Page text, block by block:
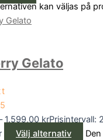
kan väljas på
Gelato
1.599,00 krPrisintervall:
Välj alternativ